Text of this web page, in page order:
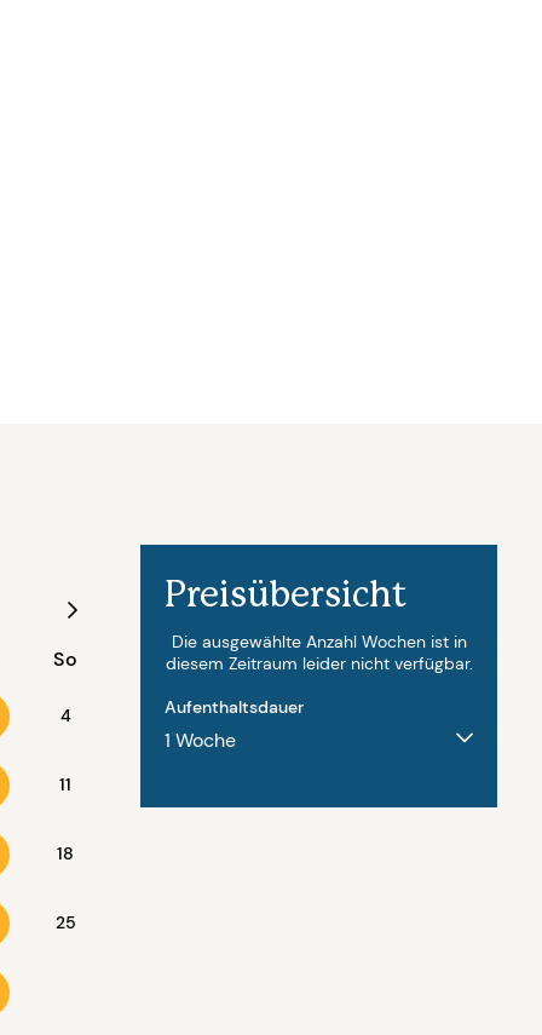
So
4
11
18
25
August - 2027
Mo Di Mi Do
Preisübersicht
Die ausgewählte Anzahl Wochen ist in
diesem Zeitraum leider nicht verfügbar.
Aufenthaltsdauer